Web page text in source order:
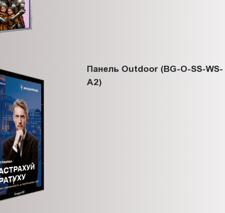
Панель Outdoor (BG-O-SS-WS-
A2)